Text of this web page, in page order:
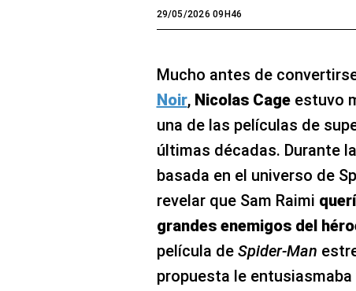
29/05/2026 09H46
Mucho antes de
Noir, Nicolas Cage estuvo
una de las películas de
últimas décadas. Durante
basada en el universo de
revelar que Sam Raimi
grandes enemigos del
película de Spider-Man
propuesta le